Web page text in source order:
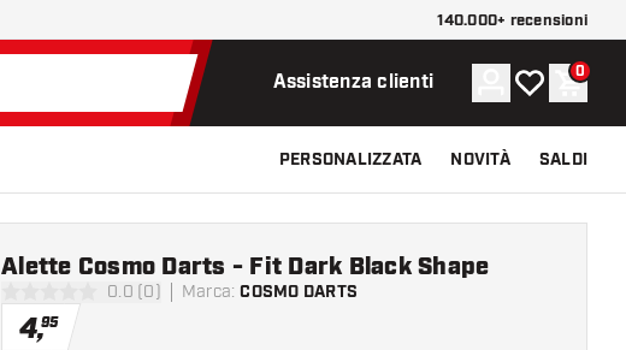
140.000+ recensioni
Assistenza clienti Account
La mia lista
0
PERSONALIZZATA NOVITÀ SALDI
0 stelle di valutazione
0.0 (0) Marca: COSMO DARTS
Alette Cosmo Darts - Fit Dark Black Shape
4,95